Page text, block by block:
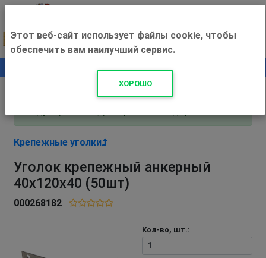
+500 ₽
Внимание! С 3 августа магазин работает по
Крепежные уголки
Уголок крепежный анкерный
40х120х40 (50шт)
000268182
Кол-во, шт.:
Этот веб-сайт использует файлы cookie, чтобы
обеспечить вам наилучший сервис.
ХОРОШО